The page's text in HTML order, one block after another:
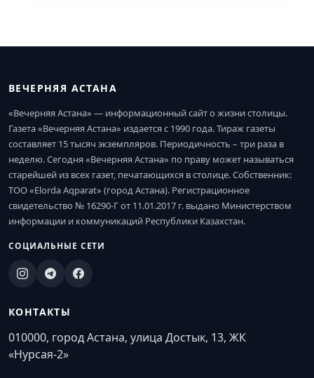
ВЕЧЕРНЯЯ АСТАНА
«Вечерняя Астана» — информационный сайт о жизни столицы.
Газета «Вечерняя Астана» издается с 1990 года. Тираж газеты
составляет 15 тысяч экземпляров. Периодичность – три раза в
неделю. Сегодня «Вечерняя Астана» по праву может называться
старейшей из всех газет, печатающихся в столице. Собственник:
ТОО «Elorda Aqparat» (город Астана). Регистрационное
свидетельство № 16290-Г от 11.01.2017 г. выдано Министерством
информации и коммуникаций Республики Казахстан.
СОЦИАЛЬНЫЕ СЕТИ
КОНТАКТЫ
010000, город Астана, улица Достык, 13, ЖК
«Нурсая-2»